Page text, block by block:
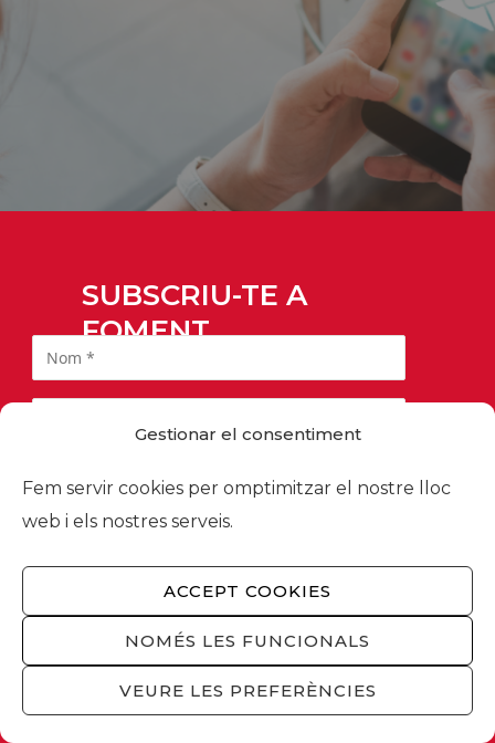
Gestionar el consentiment
Fem servir cookies per omptimitzar el nostre lloc
web i els nostres serveis.
ACCEPT COOKIES
NOMÉS LES FUNCIONALS
VEURE LES PREFERÈNCIES
SUBSCRIU-TE A
FOMENT
Informació bàsica sobre protecció de dades:
Responsable:FOMENT DEL TREBALL NACIONAL.
Subscripció al butlletí informatiu i, si
escau, per a prospecció comercial.